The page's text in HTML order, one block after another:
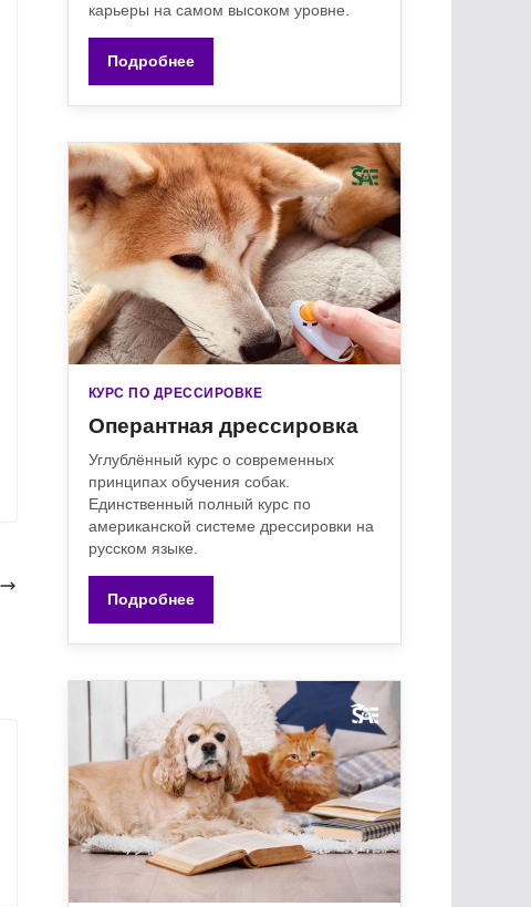
карьеры на самом высоком уровне.
Подробнее
КУРС ПО ДРЕССИРОВКЕ
Оперантная дрессировка
Углублённый курс о современных
принципах обучения собак.
Единственный полный курс по
американской системе дрессировки на
русском языке.
Подробнее